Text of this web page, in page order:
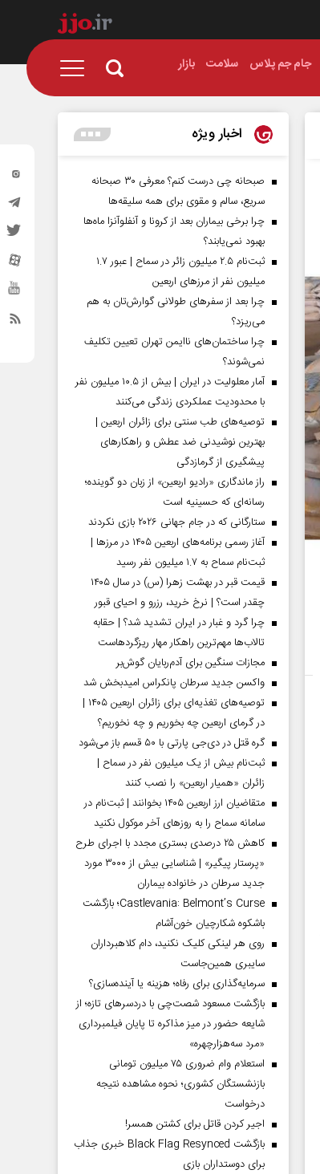
جام جم پلاس سلامت بازار
اخبار ویژه
صبحانه چی درست کنم؟ معرفی ۳۰ صبحانه
سریع، سالم و مقوی برای همه سلیقه‌ها
چرا برخی بیماران بعد از کرونا و آنفلوآنزا ماه‌ها
بهبود نمی‌یابند؟
ثبت‌نام ۲.۵ میلیون زائر در سماح | عبور ۱.۷
میلیون نفر از مرز‌های اربعین
چرا بعد از سفرهای طولانی گوارش‌تان به هم
می‌ریزد؟
چرا ساختمان‌های ناایمن تهران تعیین تکلیف
نمی‌شوند؟
آمار معلولیت در ایران | بیش از ۱۰.۵ میلیون نفر
با محدودیت عملکردی زندگی می‌کنند
توصیه‌های طب سنتی برای زائران اربعین |
بهترین نوشیدنی ضد عطش و راهکارهای
پیشگیری از گرمازدگی
راز ماندگاری «رادیو اربعین» از زبان دو گوینده؛
رسانه‌ای که حسینیه است
ستارگانی که در جام جهانی ۲۰۲۶ بازی نکردند
آغاز رسمی برنامه‌های اربعین ۱۴۰۵ در مرز‌ها |
ثبت‌نام سماح به ۱.۷ میلیون نفر رسید
قیمت قبر در بهشت زهرا (س) در سال ۱۴۰۵
چقدر است؟ | نرخ خرید، رزرو و احیای قبور
چرا گرد و غبار در ایران تشدید شد؟ | حقابه
تالاب‌ها مهم‌ترین راهکار مهار ریزگردهاست
مجازات سنگین برای آدم‌ربایان گوش‌بر
واکسن جدید سرطان پانکراس امیدبخش شد
توصیه‌های تغذیه‌ای برای زائران اربعین ۱۴۰۵ |
در گرمای اربعین چه بخوریم و چه نخوریم؟
گره قتل در دی‌جی پارتی با ۵۰ قسم باز می‌شود
ثبت‌نام بیش از یک میلیون نفر در سماح |
زائران «همیار اربعین» را نصب کنند
متقاضیان ارز اربعین ۱۴۰۵ بخوانند | ثبت‌نام در
سامانه سماح را به روز‌های آخر موکول نکنید
کاهش ۲۵ درصدی بستری مجدد با اجرای طرح
«پرستار پیگیر» | شناسایی بیش از ۳۰۰۰ مورد
جدید سرطان در خانواده بیماران
Castlevania: Belmont’s Curse؛ بازگشت
باشکوه شکارچیان خون‌آشام
روی هر لینکی کلیک نکنید، دام کلاهبرداران
سایبری همین‌جاست
سرمایه‌گذاری برای رفاه؛ هزینه یا آینده‌سازی؟
بازگشت مسعود شصت‌چی با دردسر‌های تازه؛ از
شایعه حضور در میز مذاکره تا پایان فیلمبرداری
«مرد سه‌هزارچهره»
استعلام وام ضروری ۷۵ میلیون تومانی
بازنشستگان کشوری؛ نحوه مشاهده نتیجه
درخواست
اجیر کردن قاتل برای کشتن همسر!
بازگشت Black Flag Resynced خبری جذاب
برای دوستداران بازی